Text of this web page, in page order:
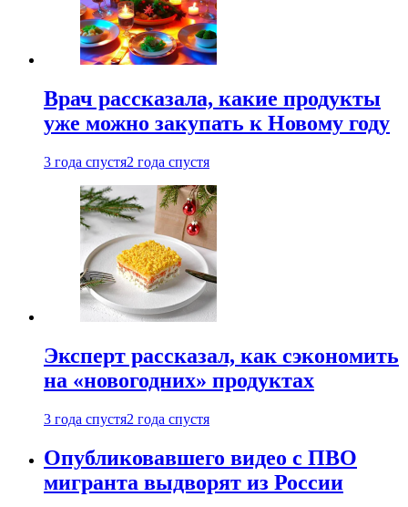
Врач рассказала, какие продукты
уже можно закупать к Новому году
3 года спустя2 года спустя
Эксперт рассказал, как сэкономить
на «новогодних» продуктах
3 года спустя2 года спустя
Опубликовавшего видео с ПВО
мигранта выдворят из России